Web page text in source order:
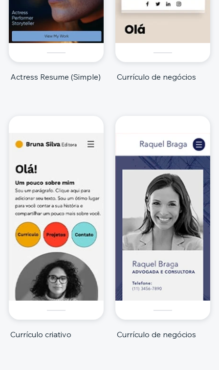
Actress Resume (Simple) Currículo de negócios
Currículo criativo Currículo de negócios